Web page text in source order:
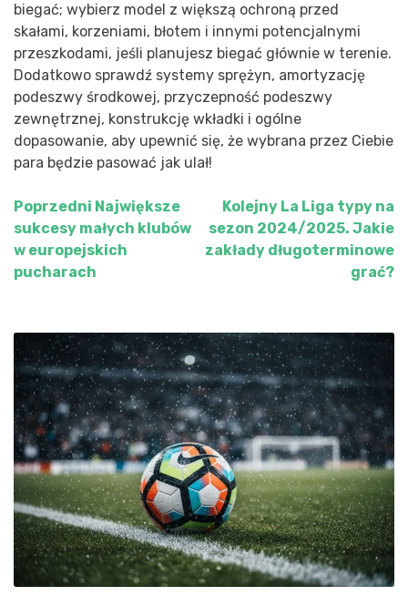
biegać; wybierz model z większą ochroną przed
skałami, korzeniami, błotem i innymi potencjalnymi
przeszkodami, jeśli planujesz biegać głównie w terenie.
Dodatkowo sprawdź systemy sprężyn, amortyzację
podeszwy środkowej, przyczepność podeszwy
zewnętrznej, konstrukcję wkładki i ogólne
dopasowanie, aby upewnić się, że wybrana przez Ciebie
para będzie pasować jak ulał!
Nawigacja
wpisu
Poprzedni Największe
sukcesy małych klubów
w europejskich
pucharach
Kolejny La Liga typy na
sezon 2024/2025. Jakie
zakłady długoterminowe
grać?